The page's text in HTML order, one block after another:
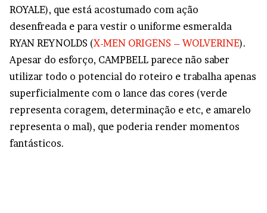
ROYALE), que está acostumado com ação
desenfreada e para vestir o uniforme esmeralda
RYAN REYNOLDS (X-MEN ORIGENS – WOLVERINE).
Apesar do esforço, CAMPBELL parece não saber
utilizar todo o potencial do roteiro e trabalha apenas
superficialmente com o lance das cores (verde
representa coragem, determinação e etc, e amarelo
representa o mal), que poderia render momentos
fantásticos.